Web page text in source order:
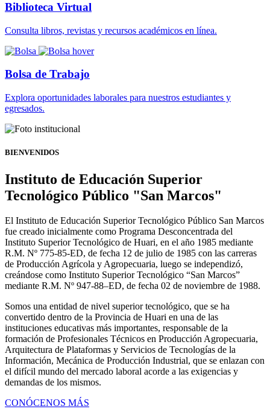
Biblioteca Virtual
Consulta libros, revistas y recursos académicos en línea.
Bolsa de Trabajo
Explora oportunidades laborales para nuestros estudiantes y
egresados.
BIENVENIDOS
Instituto de Educación Superior
Tecnológico Público "San Marcos"
El Instituto de Educación Superior Tecnológico Público San Marcos
fue creado inicialmente como Programa Desconcentrada del
Instituto Superior Tecnológico de Huari, en el año 1985 mediante
R.M. Nº 775-85-ED, de fecha 12 de julio de 1985 con las carreras
de Producción Agrícola y Agropecuaria, luego se independizó,
creándose como Instituto Superior Tecnológico “San Marcos”
mediante R.M. Nº 947-88–ED, de fecha 02 de noviembre de 1988.
Somos una entidad de nivel superior tecnológico, que se ha
convertido dentro de la Provincia de Huari en una de las
instituciones educativas más importantes, responsable de la
formación de Profesionales Técnicos en Producción Agropecuaria,
Arquitectura de Plataformas y Servicios de Tecnologías de la
Información, Mecánica de Producción Industrial, que se enlazan con
el difícil mundo del mercado laboral acorde a las exigencias y
demandas de los mismos.
CONÓCENOS MÁS